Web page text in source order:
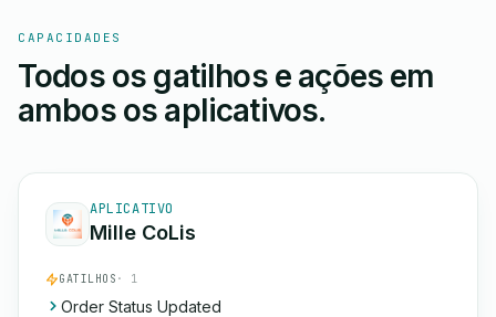
CAPACIDADES
Todos os gatilhos e ações em
ambos os aplicativos.
APLICATIVO
Mille CoLis
GATILHOS · 1
Order Status Updated